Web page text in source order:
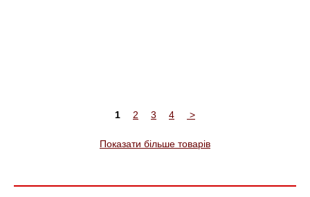
1 2 3 4 >
Показати більше товарів